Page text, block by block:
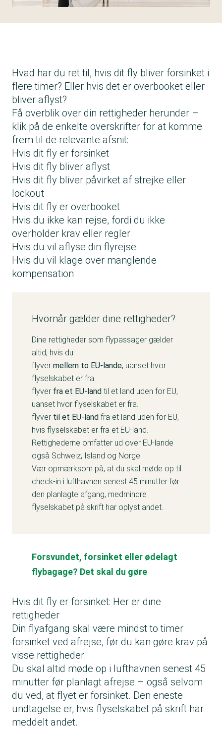
Hvad har du ret til, hvis dit fly bliver forsinket i
flere timer? Eller hvis det er overbooket eller
bliver aflyst?
Få overblik over din rettigheder herunder –
klik på de enkelte overskrifter for at komme
frem til de relevante afsnit:
Hvis dit fly er forsinket
Hvis dit fly bliver aflyst
Hvis dit fly bliver påvirket af strejke eller
lockout
Hvis dit fly er overbooket
Hvis du ikke kan rejse, fordi du ikke
overholder krav eller regler
Hvis du vil aflyse din flyrejse
Hvis du vil klage over manglende
kompensation
Hvornår gælder dine rettigheder?
Dine rettigheder som flypassager gælder
altid, hvis du:
flyver mellem to EU-lande, uanset hvor
flyselskabet er fra.
flyver fra et EU-land til et land uden for EU,
uanset hvor flyselskabet er fra.
flyver til et EU-land fra et land uden for EU,
hvis flyselskabet er fra et EU-land.
Rettighederne omfatter ud over EU-lande
også Schweiz, Island og Norge.
Vær opmærksom på, at du skal møde op til
check-in i lufthavnen senest 45 minutter før
den planlagte afgang, medmindre
flyselskabet på skrift har oplyst andet.
Forsvundet, forsinket eller ødelagt
flybagage? Det skal du gøre
Hvis dit fly er forsinket: Her er dine
rettigheder
Din flyafgang skal være mindst to timer
forsinket ved afrejse, før du kan gøre krav på
visse rettigheder.
Du skal altid møde op i lufthavnen senest 45
minutter før planlagt afrejse – også selvom
du ved, at flyet er forsinket. Den eneste
undtagelse er, hvis flyselskabet på skrift har
meddelt andet.